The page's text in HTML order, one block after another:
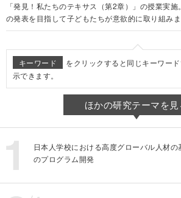
「発見！私たちのテキサス（第2章）」の授業実
の発表を目指して子どもたちが意欲的に取り組みま
キーワード
をクリックすると同じキーワー
示できます。
ほかの研究テーマを見
日本人学校における高度グローバル人材
のプログラム開発